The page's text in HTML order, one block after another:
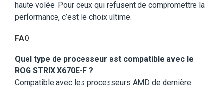
haute volée. Pour ceux qui refusent de compromettre la
performance, c’est le choix ultime.
FAQ
Quel type de processeur est compatible avec le
ROG STRIX X670E-F ?
Compatible avec les processeurs AMD de dernière